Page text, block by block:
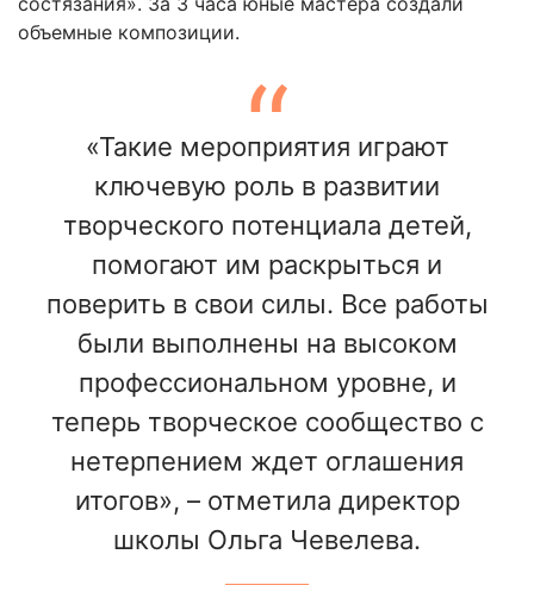
объемные композиции.
«Такие мероприятия играют
ключевую роль в развитии
творческого потенциала детей,
помогают им раскрыться и
поверить в свои силы. Все работы
были выполнены на высоком
профессиональном уровне, и
теперь творческое сообщество с
нетерпением ждет оглашения
итогов», – отметила директор
школы Ольга Чевелева.